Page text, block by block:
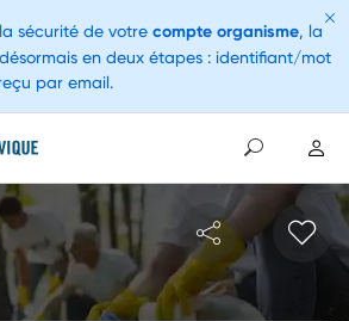
sécurité de votre compte organisme, la
en deux étapes : identifiant/mot
par email.